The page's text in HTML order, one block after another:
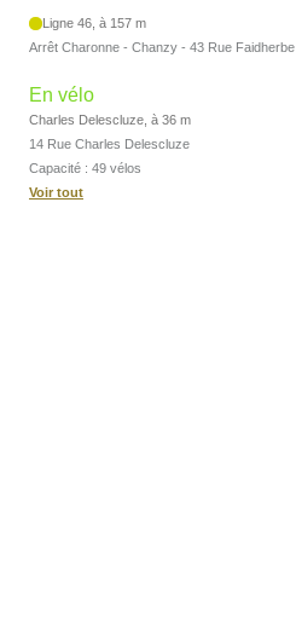
Ligne 46, à 157 m
Arrêt Charonne - Chanzy - 43 Rue Faidherbe
En vélo
Charles Delescluze, à 36 m
14 Rue Charles Delescluze
Capacité : 49 vélos
Voir tout